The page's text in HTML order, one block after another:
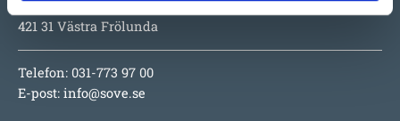
E A Rosengrensgata 32
421 31 Västra Frölunda
Telefon: 031-773 97 00
E-post: info@sove.se